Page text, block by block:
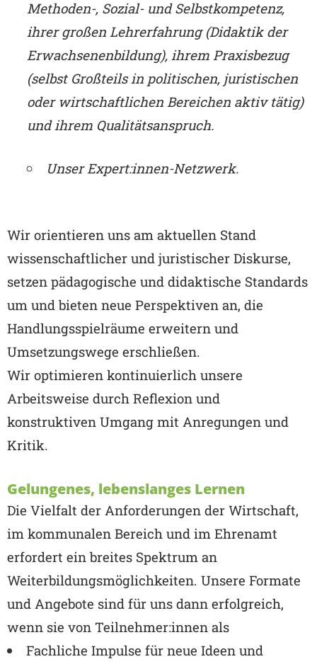
Methoden-, Sozial- und Selbstkompetenz,
ihrer großen Lehrerfahrung (Didaktik der
Erwachsenenbildung), ihrem Praxisbezug
(selbst Großteils in politischen, juristischen
oder wirtschaftlichen Bereichen aktiv tätig)
und ihrem Qualitätsanspruch.
Unser Expert:innen-Netzwerk.
Wir orientieren uns am aktuellen Stand
wissenschaftlicher und juristischer Diskurse,
setzen pädagogische und didaktische Standards
um und bieten neue Perspektiven an, die
Handlungsspielräume erweitern und
Umsetzungswege erschließen.
Wir optimieren kontinuierlich unsere
Arbeitsweise durch Reflexion und
konstruktiven Umgang mit Anregungen und
Kritik.
Gelungenes, lebenslanges Lernen
Die Vielfalt der Anforderungen der Wirtschaft,
im kommunalen Bereich und im Ehrenamt
erfordert ein breites Spektrum an
Weiterbildungsmöglichkeiten. Unsere Formate
und Angebote sind für uns dann erfolgreich,
wenn sie von Teilnehmer:innen als
Fachliche Impulse für neue Ideen und